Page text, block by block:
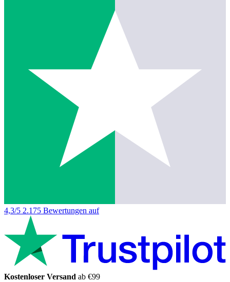
4,3/5 2.175 Bewertungen auf
Kostenloser Versand ab €99